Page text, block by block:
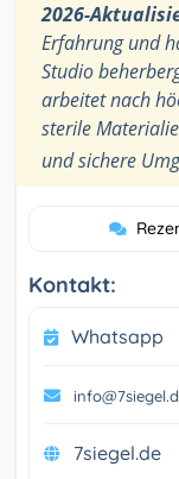
2026-
Erfahrung und
Studio
arbeitet nach
sterile
und sichere
Kontakt:
Whatsapp
7siegel.de